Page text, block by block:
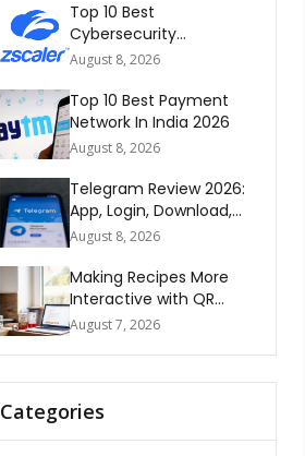
Top 10 Best
Cybersecurity
Companies In America
August 8, 2026
Top 10 Best Payment
Network In India 2026
August 8, 2026
Telegram Review 2026:
App, Login, Download,
Web, Signup & FAQs
August 8, 2026
Making Recipes More
Interactive with QR
Codes
August 7, 2026
Categories